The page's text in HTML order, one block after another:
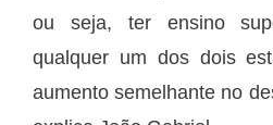
ou seja, ter ensino
qualquer um dos dois
aumento semelhante no